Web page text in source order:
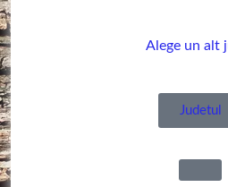
Alege un alt
Judetul